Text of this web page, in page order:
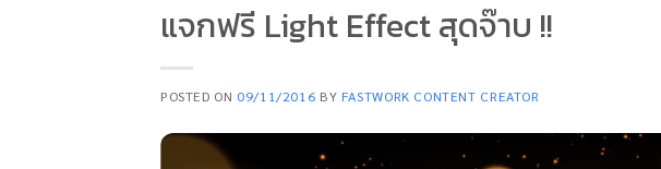
แจกฟรี Light Effect สุดจ๊าบ !!
POSTED ON 09/11/2016 BY FASTWORK CONTENT CREATOR